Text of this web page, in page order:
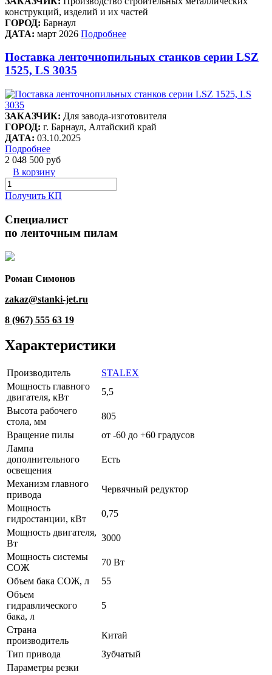
конструкций, изделий и их частей
ГОРОД: Барнаул
ДАТА: март 2026 Подробнее
Поставка ленточнопильных станков серии LSZ
1525, LS 3035
ЗАКАЗЧИК: Для завода-изготовителя
ГОРОД: г. Барнаул, Алтайский край
ДАТА: 03.10.2025
Подробнее
2 048 500 руб
В корзину
Получить КП
Специалист
по ленточным пилам
Роман Симонов
zakaz@stanki-jet.ru
8 (967) 555 63 19
Характеристики
Производитель
STALEX
Мощность главного
двигателя, кВт
5,5
Высота рабочего
стола, мм
805
Вращение пилы
от -60 до +60 градусов
Лампа
дополнительного
освещения
Есть
Механизм главного
привода
Червячный редуктор
Мощность
гидростанции, кВт
0,75
Мощность двигателя,
Вт
3000
Мощность системы
СОЖ
70 Вт
Объем бака СОЖ, л
55
Объем
гидравлического
бака, л
5
Страна
производитель
Китай
Тип привода
Зубчатый
Параметры резки